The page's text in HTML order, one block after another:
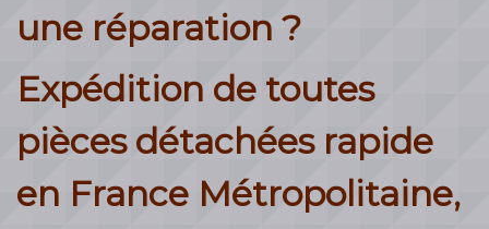
une réparation ?
Expédition de toutes
pièces détachées rapide
en France Métropolitaine,